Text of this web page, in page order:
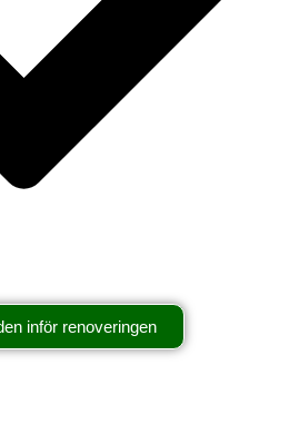
inför renoveringen